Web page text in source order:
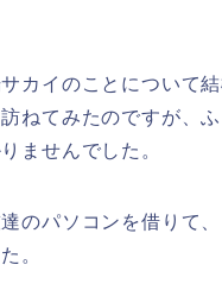
カイのことについて
ねてみたのですが、
ませんでした。
のパソコンを借りて
。